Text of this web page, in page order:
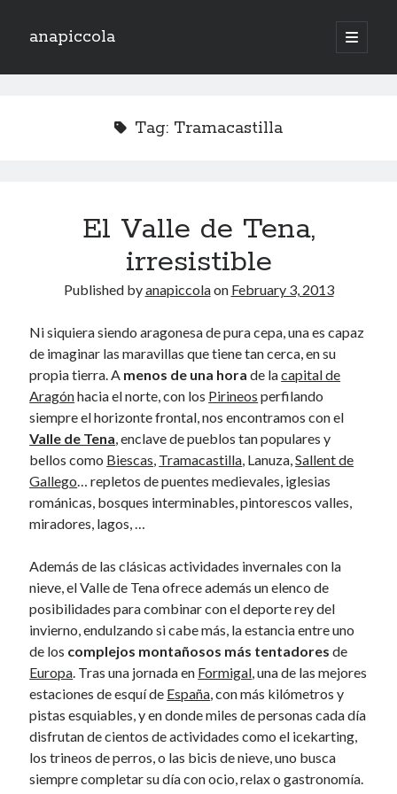
anapiccola
open
primary
Sidebar
June 2019
December 2017
November 2017
October 2017
January 2017
November 2016
October 2016
September 2016
June 2016
April 2016
February 2016
December 2015
November 2015
October 2015
September 2015
May 2015
December 2014
June 2014
March 2014
February 2014
January 2014
December 2013
Tag: Tramacastilla
El Valle de Tena,
irresistible
Published byanapiccolaon February 3, 2013
Ni siquiera siendo aragonesa de pura cepa, una es capaz
de imaginar las maravillas que tiene tan cerca, en su
propia tierra. A menos de una hora de lacapital de
Aragónhacia el norte, con los Pirineos perfilando
siempre el horizonte frontal, nos encontramos con el
Valle de Tena, enclave de pueblos tan populares y
bellos como Biescas, Tramacastilla, Lanuza,Sallent de
Gallego… repletos de puentes medievales, iglesias
románicas, bosques interminables, pintorescos valles,
miradores, lagos, …
Además de las clásicas actividades invernales con la
nieve, el Valle de Tena ofrece además un elenco de
posibilidades para combinar con el deporte rey del
invierno, endulzando si cabe más, la estancia entre uno
de los complejos montañosos más tentadores de
Europa. Tras una jornada en Formigal, una de las mejores
estaciones de esquí de España, con más kilómetros y
pistas esquiables, y en donde miles de personas cada día
disfrutan de cientos de actividades como el icekarting,
los trineos de perros, o las bicis de nieve, uno busca
siempre completar su día con ocio, relax o gastronomía.